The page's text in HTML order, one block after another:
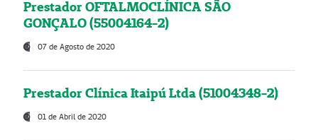
Prestador OFTALMOCLÍNICA SÃO
GONÇALO (55004164-2)
07 de Agosto de 2020
Prestador Clínica Itaipú Ltda (51004348-2)
01 de Abril de 2020